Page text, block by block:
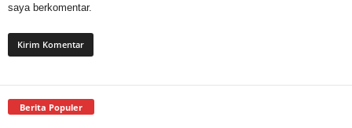
saya berkomentar.
Berita Populer